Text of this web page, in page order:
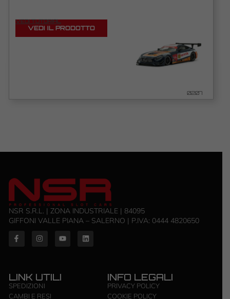
VEDI TUTORIAL
VEDI IL PRODOTTO
0207
NSR S.R.L. | ZONA INDUSTRIALE | 84095
GIFFONI VALLE PIANA – SALERNO | P.IVA: ‭0444 4820650‬
LINK UTILI
SPEDIZIONI
CAMBI E RESI
INFO LEGALI
PRIVACY POLICY
COOKIE POLICY